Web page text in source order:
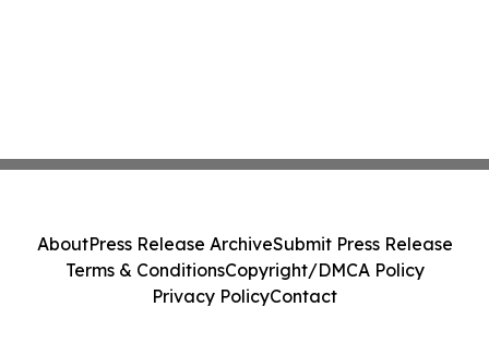
AboutPress Release ArchiveSubmit Press Release
Terms & ConditionsCopyright/DMCA Policy
Privacy PolicyContact